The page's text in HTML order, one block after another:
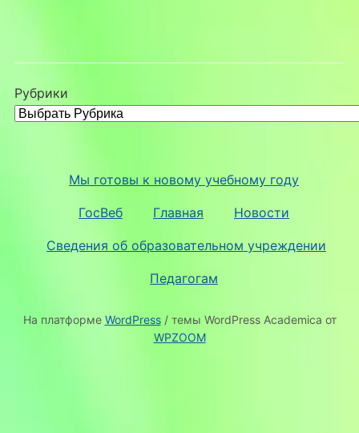
Рубрики
Мы готовы к новому учебному году
ГосВеб Главная Новости
Сведения об образовательном учреждении
Педагогам
На платформе WordPress/ темы WordPress Academica от
WPZOOM